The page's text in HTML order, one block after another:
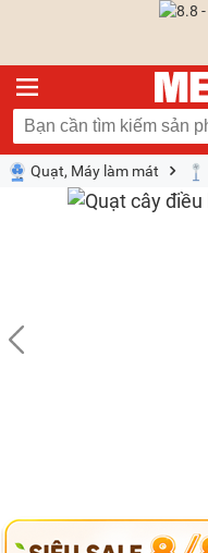
Quạt, Máy làm mát